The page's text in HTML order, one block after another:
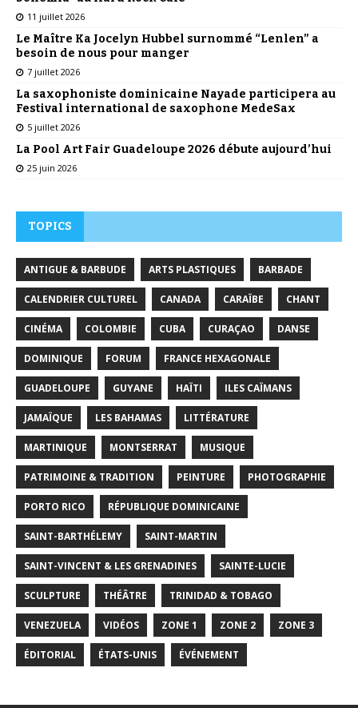
11 juillet 2026
Le Maître Ka Jocelyn Hubbel surnommé “Lenlen” a
besoin de nous pour manger
7 juillet 2026
La saxophoniste dominicaine Nayade participera au
Festival international de saxophone MedeSax
5 juillet 2026
La Pool Art Fair Guadeloupe 2026 débute aujourd’hui
25 juin 2026
TOPICS
ANTIGUE & BARBUDE ARTS PLASTIQUES BARBADE
CALENDRIER CULTUREL CANADA CARAÏBE CHANT
CINÉMA COLOMBIE CUBA CURAÇAO DANSE
DOMINIQUE FORUM FRANCE HEXAGONALE
GUADELOUPE GUYANE HAÏTI ILES CAÏMANS
JAMAÏQUE LES BAHAMAS LITTÉRATURE
MARTINIQUE MONTSERRAT MUSIQUE
PATRIMOINE & TRADITION PEINTURE PHOTOGRAPHIE
PORTO RICO RÉPUBLIQUE DOMINICAINE
SAINT-BARTHÉLEMY SAINT-MARTIN
SAINT-VINCENT & LES GRENADINES SAINTE-LUCIE
SCULPTURE THÉÂTRE TRINIDAD & TOBAGO
VENEZUELA VIDÉOS ZONE 1 ZONE 2 ZONE 3
ÉDITORIAL ÉTATS-UNIS ÉVÉNEMENT